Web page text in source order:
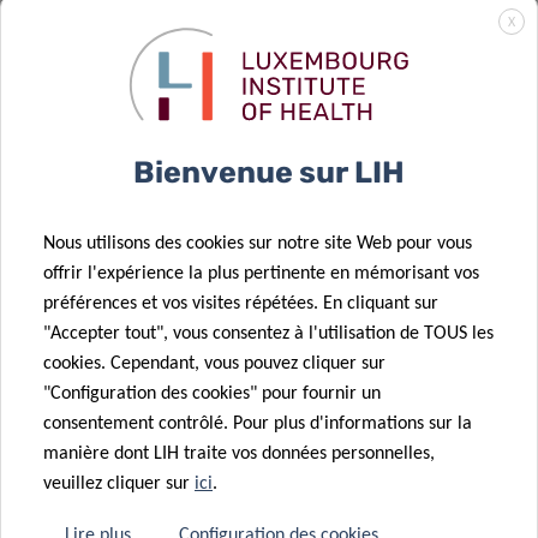
02 Fév 2026
Résultats de
FNR 2025
de grippe au
Luxembourg à
usées
14 Jan 2026
met en lumière
la séquence
à l’origine des
allergies
alimentaires
08 Jan 2026
Akkermansia
ami ou ennemi
?
01 Déc 2025
La recherche
17 Oct 2025
Nouvel
éditorial du DII
:
l’environnement
immunitaire
dans les
X
Bienvenue sur LIH
Nous utilisons des cookies sur notre site Web pour vous
offrir l'expérience la plus pertinente en mémorisant vos
préférences et vos visites répétées. En cliquant sur
"Accepter tout", vous consentez à l'utilisation de TOUS les
cookies. Cependant, vous pouvez cliquer sur
"Configuration des cookies" pour fournir un
consentement contrôlé. Pour plus d'informations sur la
manière dont LIH traite vos données personnelles,
veuillez cliquer sur ici.